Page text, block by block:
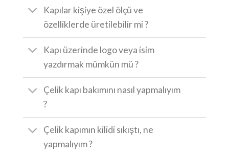
Kapılar kişiye özel ölçü ve
özelliklerde üretilebilir mi ?
Kapı üzerinde logo veya isim
yazdırmak mümkün mü ?
Çelik kapı bakımını nasıl yapmalıyım
?
Çelik kapımın kilidi sıkıştı, ne
yapmalıyım ?